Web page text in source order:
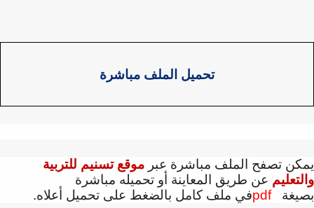
تحميل الملف مباشرة
تصفح الملف مباشرة عبرموقع تسنيم للتربية
عن طريق المعاينة أو تحميله مباشرة
pdfفي ملف كامل بالضغط على تحميل أعلاه.